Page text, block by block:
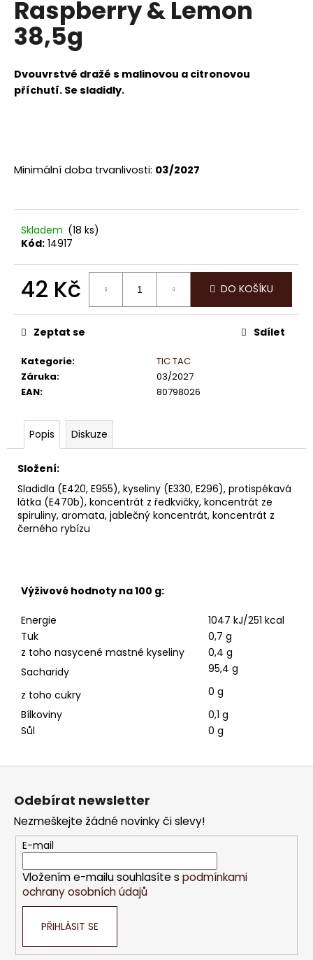
Raspberry & Lemon
38,5g
Dvouvrstvé dražé s malinovou a citronovou
příchutí. Se sladidly.
Minimální doba trvanlivosti: 03/2027
Skladem (18 ks)
Kód: 14917
42 Kč
cena:
DO KOŠÍKU
Kategorie:
TIC TAC
Záruka:
03/2027
EAN: 80798026
Zeptat se Sdílet
Popis Diskuze
Složení:
Sladidla (E420, E955), kyseliny (E330, E296), protispékavá
látka (E470b), koncentrát z ředkvičky, koncentrát ze
spiruliny, aromata, jablečný koncentrát, koncentrát z
černého rybízu
Výživové hodnoty na 100 g:
Energie
1047 kJ/251 kcal
Tuk
0,7 g
z toho nasycené mastné kyseliny
0,4 g
Sacharidy
95,4 g
z toho cukry
0 g
Bílkoviny
0,1 g
Sůl
0 g
a
j
t
?
D
o
o
u
č
u
e
m
e
LINDT
HELLO
ČOKOLÁDOVÉ
PRALINKY
6G
(MALÝ
SMAJLÍK)
11
Z
Odebírat newsletter
Nezmeškejte žádné novinky či slevy!
E-mail
Vložením e-mailu souhlasíte s podmínkami
ochrany osobních údajů
PŘIHLÁSIT SE